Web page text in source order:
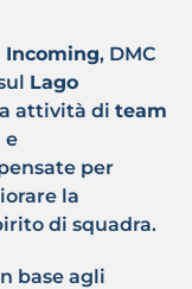
Incoming, DMC
Lago
attività di team
e
per
la
di squadra.
base agli